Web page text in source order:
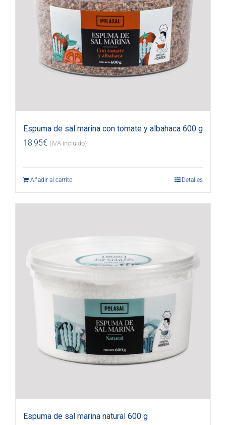
Espuma de sal marina con tomate y albahaca 600 g
18,95€ (IVA incluido)
Añadir al carrito Detalles
Espuma de sal marina natural 600 g